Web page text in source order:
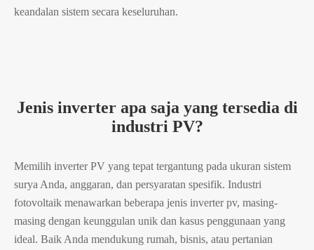
keandalan sistem secara keseluruhan.
Jenis inverter apa saja yang tersedia di
industri PV?
Memilih inverter PV yang tepat tergantung pada ukuran sistem
surya Anda, anggaran, dan persyaratan spesifik. Industri
fotovoltaik menawarkan beberapa jenis inverter pv, masing-
masing dengan keunggulan unik dan kasus penggunaan yang
ideal. Baik Anda mendukung rumah, bisnis, atau pertanian